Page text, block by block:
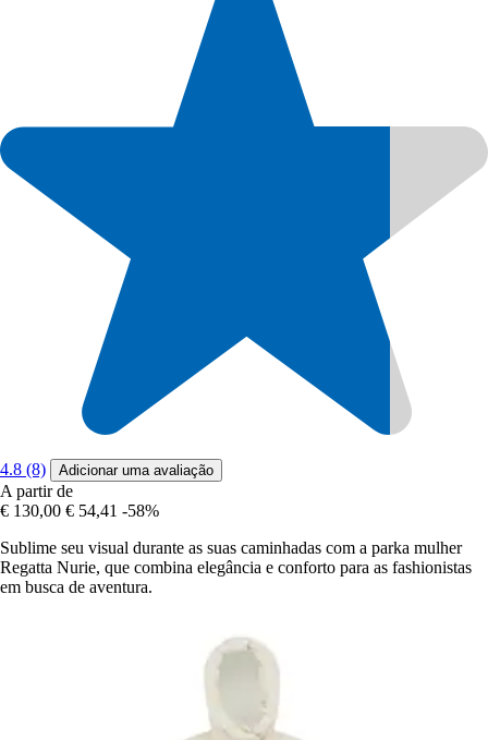
4.8 (8) Adicionar uma avaliação
A partir de
€ 130,00 € 54,41 -58%
Sublime seu visual durante as suas caminhadas com a parka mulher
Regatta Nurie, que combina elegância e conforto para as fashionistas
em busca de aventura.